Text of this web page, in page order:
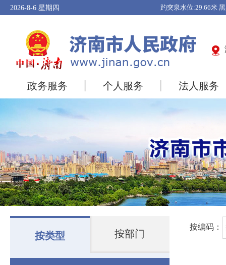
2026-8-6 星期四
政务服务 个人服务 法人服务
按类型 按部门
按编码：